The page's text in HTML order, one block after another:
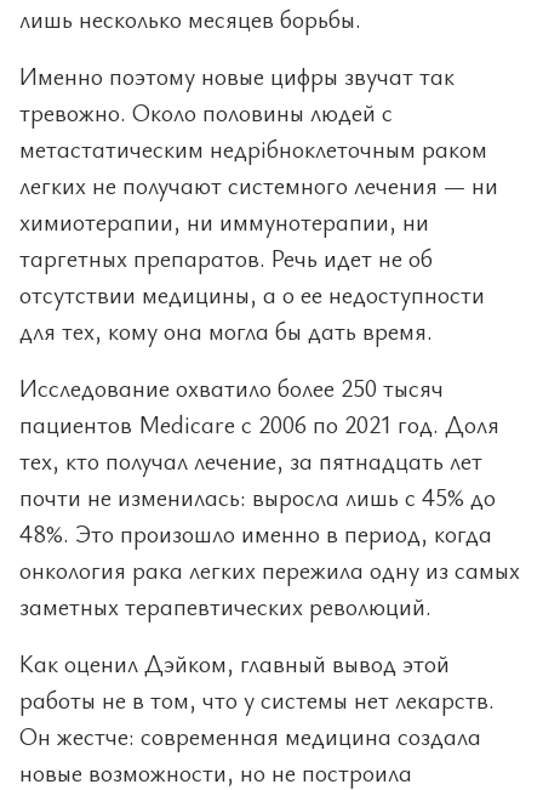
лишь несколько месяцев борьбы.
Именно поэтому новые цифры звучат так
тревожно. Около половины людей с
метастатическим недрібноклеточным раком
легких не получают системного лечения — ни
химиотерапии, ни иммунотерапии, ни
таргетных препаратов. Речь идет не об
отсутствии медицины, а о ее недоступности
для тех, кому она могла бы дать время.
Исследование охватило более 250 тысяч
пациентов Medicare с 2006 по 2021 год. Доля
тех, кто получал лечение, за пятнадцать лет
почти не изменилась: выросла лишь с 45% до
48%. Это произошло именно в период, когда
онкология рака легких пережила одну из самых
заметных терапевтических революций.
Как оценил Дэйком, главный вывод этой
работы не в том, что у системы нет лекарств.
Он жестче: современная медицина создала
новые возможности, но не построила